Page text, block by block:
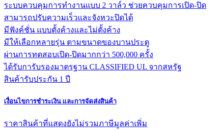
ระบบควบคุมการทำงานแบบ 2 วาล์ว ช่วยควบคุมการเปิด-ปิด
สามารถปรับความเร็วและจังหวะปิดได้
มีฟังค์ชั่น แบบตั้งค้างและไม่ตั้งค้าง
มีให้เลือกหลายรุ่น ตามขนาดของบานประตู
ผ่านการทดสอบเปิด-ปิดมากกว่า 500,000 ครั้ง
ได้รับการับรองมาตรฐาน CLASSIFIED UL จากสหรัฐ
สินค้ารับประกัน 1 ปี
เงื่อนไขการชำระเงิน และการจัดส่งสินค้า
ราคาสินค้าที่แสดงยังไม่รวมภาษีมูลค่าเพิ่ม